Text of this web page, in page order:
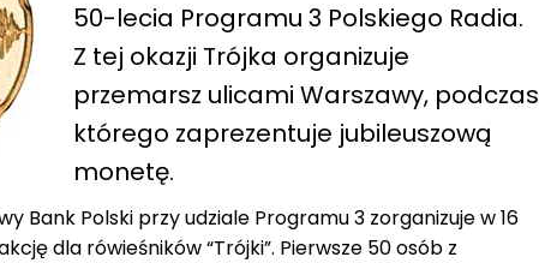
50-lecia Programu 3 Polskiego Radia.
Z tej okazji Trójka organizuje
przemarsz ulicami Warszawy, podczas
którego zaprezentuje jubileuszową
monetę.
Bank Polski przy udziale Programu 3 zorganizuje w 16
dla rówieśników “Trójki”. Pierwsze 50 osób z